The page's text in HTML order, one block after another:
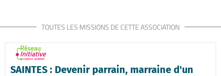
TOUTES LES MISSIONS DE CETTE ASSOCIATION
SAINTES : Devenir parrain, marraine d'un